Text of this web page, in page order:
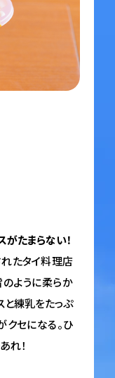
たまらない！
たタイ料理店
ように柔らか
と練乳をたっぷ
クセになる。ひ
れ！